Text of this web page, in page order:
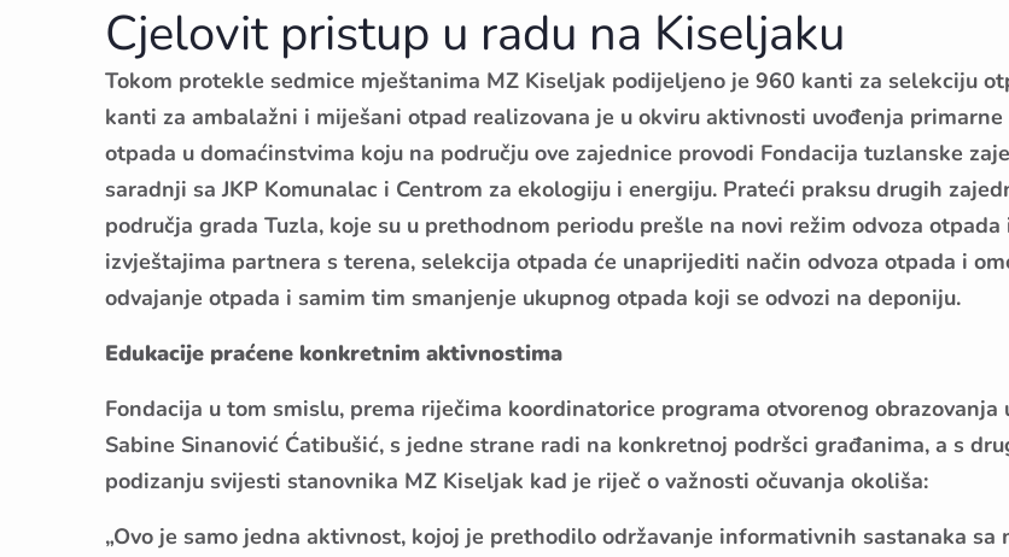
Cjelovit pristup u radu na Kiseljaku
Tokom protekle sedmice mještanima MZ Kiseljak podijeljeno je 960 kanti za selekciju
kanti za ambalažni i miješani otpad realizovana je u okviru aktivnosti uvođenja primarne
otpada u domaćinstvima koju na području ove zajednice provodi Fondacija tuzlanske
saradnji sa JKP Komunalac i Centrom za ekologiju i energiju. Prateći praksu drugih
područja grada Tuzla, koje su u prethodnom periodu prešle na novi režim odvoza
izvještajima partnera s terena, selekcija otpada će unaprijediti način odvoza otpada i
odvajanje otpada i samim tim smanjenje ukupnog otpada koji se odvozi na deponiju.
Edukacije praćene konkretnim aktivnostima
Fondacija u tom smislu, prema riječima koordinatorice programa otvorenog obrazovanja
Sabine Sinanović Ćatibušić, s jedne strane radi na konkretnoj podršci građanima, a s
podizanju svijesti stanovnika MZ Kiseljak kad je riječ o važnosti očuvanja okoliša:
„Ovo je samo jedna aktivnost, kojoj je prethodilo održavanje informativnih sastanaka sa